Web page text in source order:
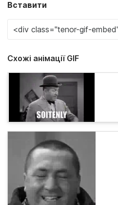
Вставити
Схожі анімації GIF